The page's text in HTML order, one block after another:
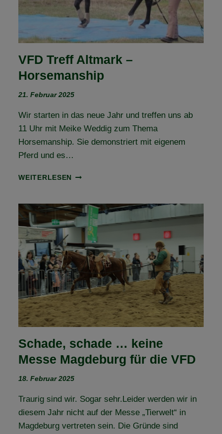
VFD Treff Altmark –
Horsemanship
21. Februar 2025
Wir starten in das neue Jahr und treffen uns ab
11 Uhr mit Meike Weddig zum Thema
Horsemanship. Sie demonstriert mit eigenem
Pferd und es…
WEITERLESEN
VFD
–
HORSEMANSHIP
Schade, schade … keine
Messe Magdeburg für die VFD
18. Februar 2025
Traurig sind wir. Sogar sehr.Leider werden wir in
diesem Jahr nicht auf der Messe „Tierwelt“ in
Magdeburg vertreten sein. Die Gründe sind